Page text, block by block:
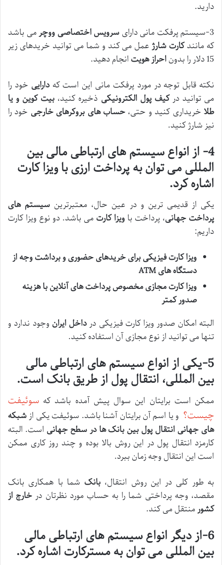
دارید.
3-سیستم پرفکت مانی دارای
سرویس اختصاصی ووچرمی باشد
که مانندکارت شارژعمل می کند و شما می توانید خریدهای زیر
15 دلار را بدون
احراز هویتانجام دهید.
نکته قابل توجه در مورد پرفکت مانی این است کهدارایی خود را
می توانید درکیف پول الکترونیکی ذخیره کنید، بیت کوین و یا
طلاخریداری کنید و حتی، حساب ‌های بروکرهای خارجی خود را
نیز شارژ کنید.
4- از انواع سیستم های ارتباطی مالی بین
المللی می توان به پرداخت ارزی با ویزا کارت
اشاره کرد.
یکی از قدیمی ترین و در عین حال، معتبرترین سیستم های
پرداخت جهانی، پرداخت با ویزا کارتمی باشد. دو نوع ویزا کارت
داریم:
ویزا کارت فیزیکی برای خریدهای حضوری و برداشت وجه از
دستگاه هایATM
ویزا کارت مجازی مخصوص پرداخت های آنلاین با هزینه
صدور کمتر
البته امکان صدور ویزا کارت فیزیکی در داخل ایران وجود ندارد و
تنها می توانید از نوع مجازی آن استفاده کنید.
5-یکی از انواع سیستم های ارتباطی مالی
بین المللی، انتقال پول از طریق بانک است.
ممکن است برایتان این سوال پیش آمده باشد که سوئیفت
چیست؟ و یا اسم آن برایتان آشنا باشد. سوئیفت یکی از شبکه
های جهانی انتقال پول بین بانکها در سطح جهانی است. البته
کارمزد انتقال پول در این روش بالا بوده و چند روز کاری ممکن
است این انتقال وجه زمان ببرد.
به طور کلی در این روش انتقال، بانکشما با همکاری بانک
مقصد، وجه پرداختی شما را به حساب مورد نظرتان در خارج از
کشورمنتقل می کند.
6-از دیگر انواع سیستم های ارتباطی مالی
بین المللی می توان به مسترکارت اشاره کرد.